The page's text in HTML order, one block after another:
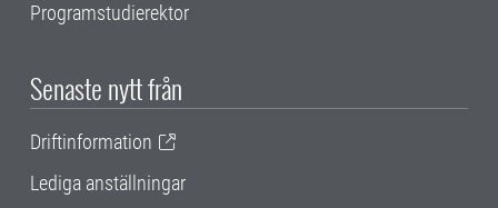
Programstudierektor
Senaste nytt från
Driftinformation
Lediga anställningar